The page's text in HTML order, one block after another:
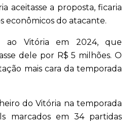
aceitasse a proposta, ficaria
econômicos do atacante.
ao Vitória em 2024, que
dele por R$ 5 milhões. O
mais cara da temporada
do Vitória na temporada
marcados em 34 partidas